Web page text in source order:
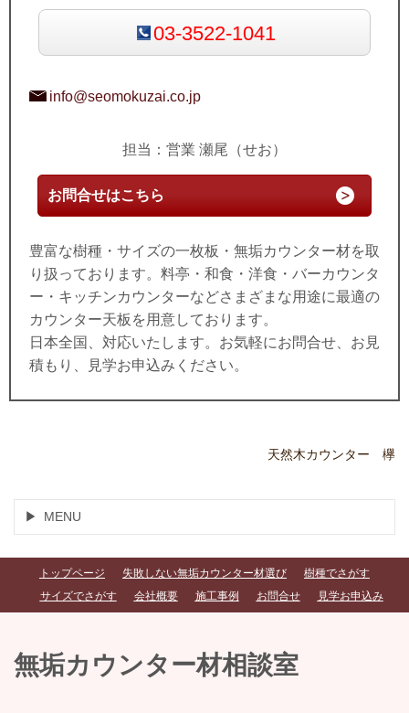
03-3522-1041
info@seomokuzai.co.jp
担当：営業 瀬尾（せお）
お問合せはこちら
豊富な樹種・サイズの一枚板・無垢カウンター材を取
り扱っております。料亭・和食・洋食・バーカウンタ
ー・キッチンカウンターなどさまざまな用途に最適の
カウンター天板を用意しております。
日本全国、対応いたします。お気軽にお問合せ、お見
積もり、見学お申込みください。
天然木カウンター 欅
MENU
トップページ 失敗しない無垢カウンター材選び
樹種でさがす
サイズでさがす
会社概要 施工事例 お問合せ 見学お申込み
無垢カウンター材相談室